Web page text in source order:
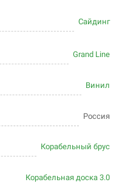
Сайдинг
Grand Line
Винил
Россия
Корабельный брус
Корабельная доска 3.0